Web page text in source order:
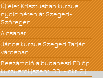
Új élet Krisztusban kurzus
nyolc héten át Szeged-
Szőregen
A csapat
János kurzus Szeged Tarján
városban
Beszámoló a budapesti Fülöp
kurzusról (szept. 30. - okt. 2.)